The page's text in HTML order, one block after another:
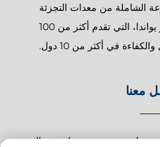
الشاملة من معدات التجزئة
واللوجستيات من سوتشو يواندا، التي تقدم أكثر من 100
في أكثر من 10 دول.
معنا